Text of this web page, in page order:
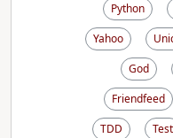
Python
Yahoo
God
Friendfeed
TDD
Test